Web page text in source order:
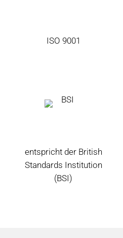
ISO 9001
entspricht der British
Standards Institution
(BSI)